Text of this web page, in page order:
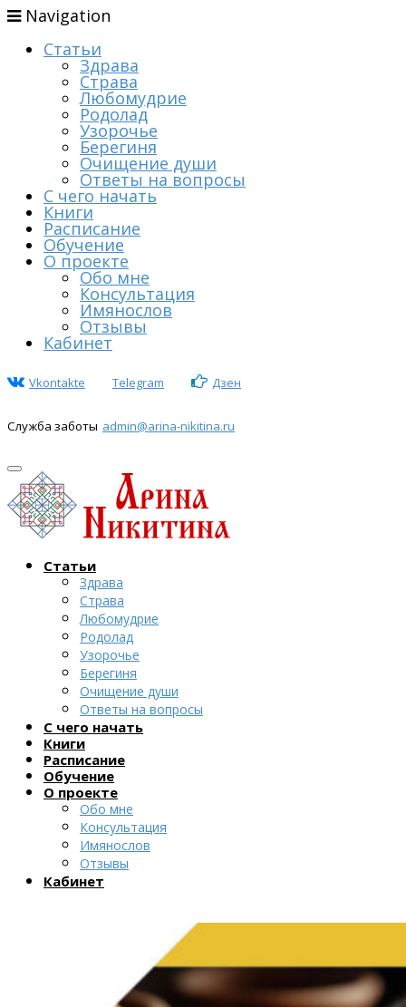
Navigation
Статьи
Здрава
Страва
Любомудрие
Родолад
Узорочье
Берегиня
Очищение души
Ответы на вопросы
С чего начать
Книги
Расписание
Обучение
О проекте
Обо мне
Консультация
Имянослов
Отзывы
Кабинет
Vkontakte Telegram Дзен
Служба заботы admin@arina-nikitina.ru
Статьи
Здрава
Страва
Любомудрие
Родолад
Узорочье
Берегиня
Очищение души
Ответы на вопросы
С чего начать
Книги
Расписание
Обучение
О проекте
Обо мне
Консультация
Имянослов
Отзывы
Кабинет